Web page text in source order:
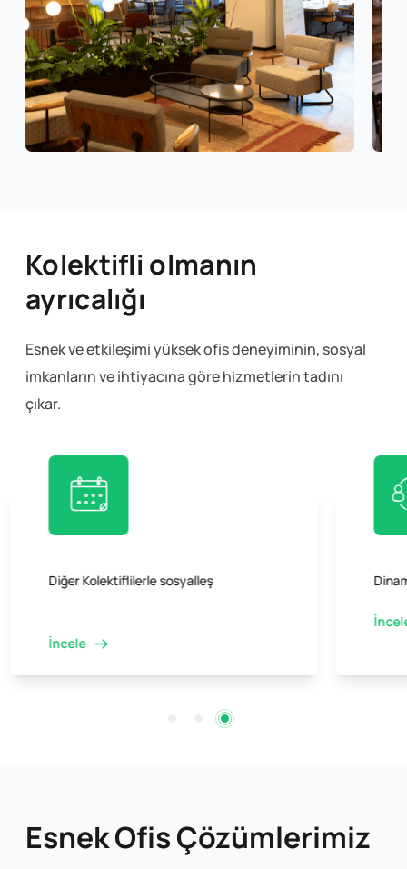
Kolektifli olmanın
ayrıcalığı
Esnek ve etkileşimi yüksek ofis deneyiminin, sosyal
imkanların ve ihtiyacına göre hizmetlerin tadını
çıkar.
Dinamik bir topluluk ile iş birliği imkanları
Esnek Ofis Çözümlerimiz